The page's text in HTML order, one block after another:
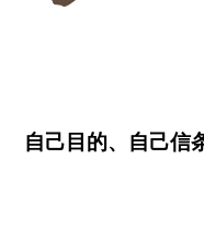
自己目的、自己信